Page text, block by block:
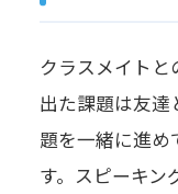
クラスメイト
出た課題は友達
題を一緒に進め
す。スピーキン